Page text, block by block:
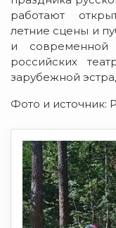
работают
летние сцены и
и
российских
зарубежной
Фото и источник: